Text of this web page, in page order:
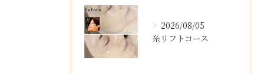
2026/08/05
糸リフトコース